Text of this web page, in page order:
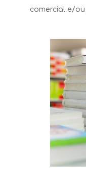
comercial e/